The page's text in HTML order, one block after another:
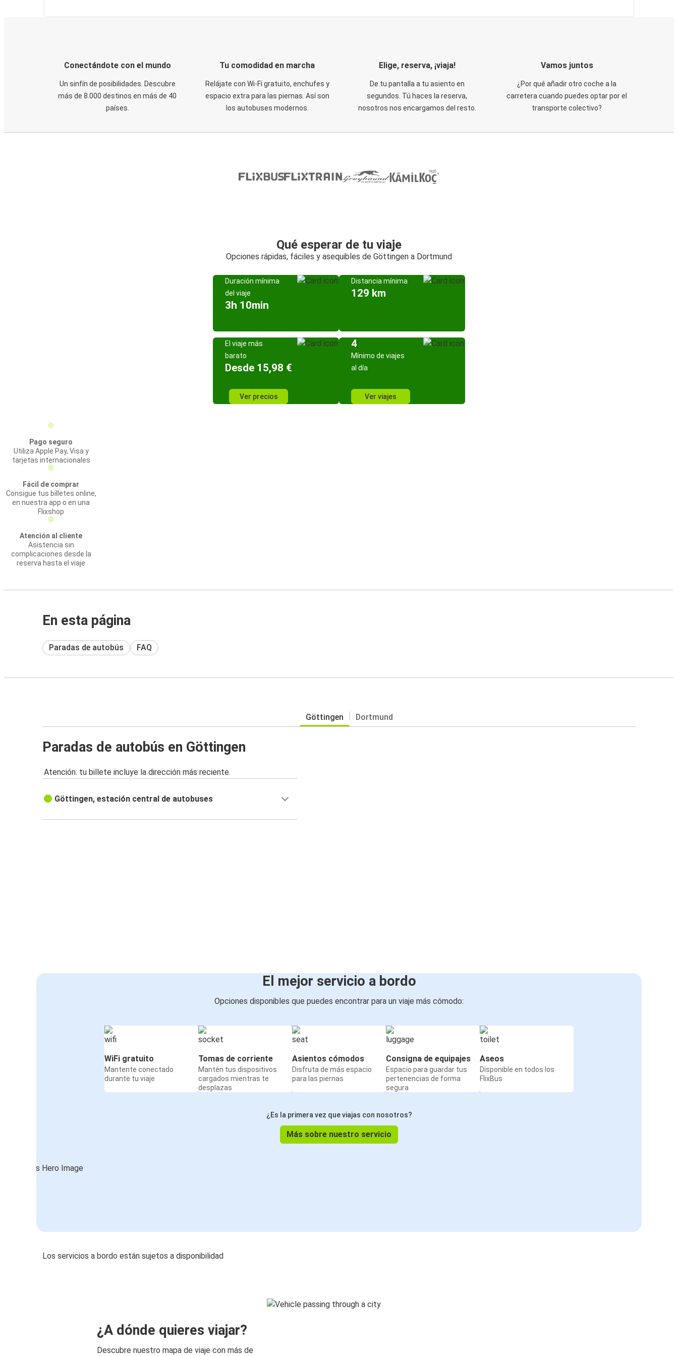
Conectándote con el mundo
Un sinfín de posibilidades. Descubre
más de 8.000 destinos en más de 40
países.
Tu comodidad en marcha
Relájate con Wi-Fi gratuito, enchufes y
espacio extra para las piernas. Así son
los autobuses modernos.
Elige, reserva, ¡viaja!
De tu pantalla a tu asiento en
segundos. Tú haces la reserva,
nosotros nos encargamos del resto.
Vamos juntos
¿Por qué añadir otro coche a la
carretera cuando puedes optar por el
transporte colectivo?
Qué esperar de tu viaje
Opciones rápidas, fáciles y asequibles de Göttingen a Dortmund
Duración mínima
del viaje
3h 10min
Distancia mínima
129 km
El viaje más
barato
Desde 15,98 €
Ver precios
4
Mínimo de viajes
al día
Ver viajes
Pago seguro
Utiliza Apple Pay, Visa y
tarjetas internacionales
Fácil de comprar
Consigue tus billetes online,
en nuestra app o en una
Flixshop
Atención al cliente
Asistencia sin
complicaciones desde la
reserva hasta el viaje
En esta página
Paradas de autobús FAQ
Göttingen Dortmund
Paradas de autobús en Göttingen
Atención: tu billete incluye la dirección más reciente.
Göttingen, estación central de autobuses
El mejor servicio a bordo
Opciones disponibles que puedes encontrar para un viaje más cómodo:
WiFi gratuito
Mantente conectado
durante tu viaje
Tomas de corriente
Mantén tus dispositivos
cargados mientras te
desplazas
Asientos cómodos
Disfruta de más espacio
para las piernas
Consigna de equipajes
Espacio para guardar tus
pertenencias de forma
segura
Aseos
Disponible en todos los
FlixBus
¿Es la primera vez que viajas con nosotros?
Más sobre nuestro servicio
Los servicios a bordo están sujetos a disponibilidad
¿A dónde quieres viajar?
Descubre nuestro mapa de viaje con más de